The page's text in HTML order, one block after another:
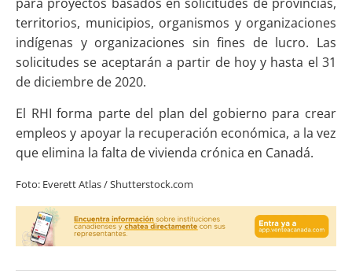
territorios, municipios, organismos y organizaciones
indígenas y organizaciones sin fines de lucro. Las
solicitudes se aceptarán a partir de hoy y hasta el 31
de diciembre de 2020.
El RHI forma parte del plan del gobierno para crear
empleos y apoyar la recuperación económica, a la vez
que elimina la falta de vivienda crónica en Canadá.
Foto: Everett Atlas / Shutterstock.com